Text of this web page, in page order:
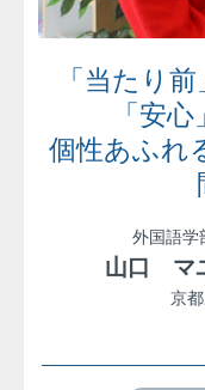
「当たり
「安
個性あふれ
外国語学
山口 マ
京